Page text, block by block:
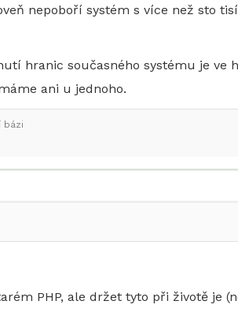
nepoboří systém s více než sto
hranic současného systému je ve
ani u jednoho.
bázi
PHP, ale držet tyto při životě je